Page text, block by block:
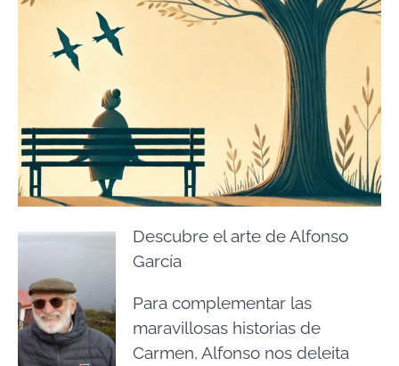
Descubre el arte de Alfonso
García
Para complementar las
maravillosas historias de
Carmen, Alfonso nos deleita